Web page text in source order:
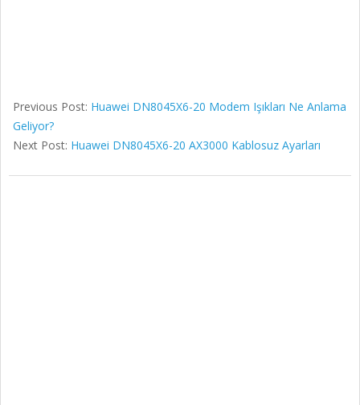
Previous Post: Huawei DN8045X6-20 Modem Işıkları Ne Anlama
Geliyor?
Next Post: Huawei DN8045X6-20 AX3000 Kablosuz Ayarları